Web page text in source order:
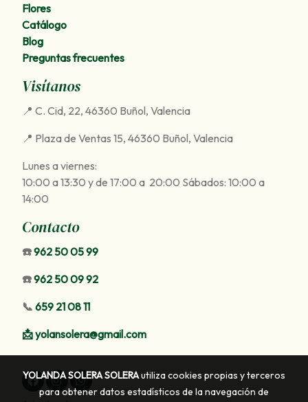
Flores
Catálogo
Blog
Preguntas frecuentes
Visítanos
📍 C. Cid, 22, 46360 Buñol, Valencia
📍 Plaza de Ventas 15, 46360 Buñol, Valencia
Lunes a viernes:
10:00 a 13:30 y de 17:00 a 20:00 Sábados: 10:00 a
14:00
Contacto
☎️962 50 05 99
☎️962 50 09 92
📞 659 21 08 11
📩yolansolera@gmail.com
YOLANDA SOLERA SOLERAutiliza cookies propias y terceros
para obtener datos estadísticos de la navegación de